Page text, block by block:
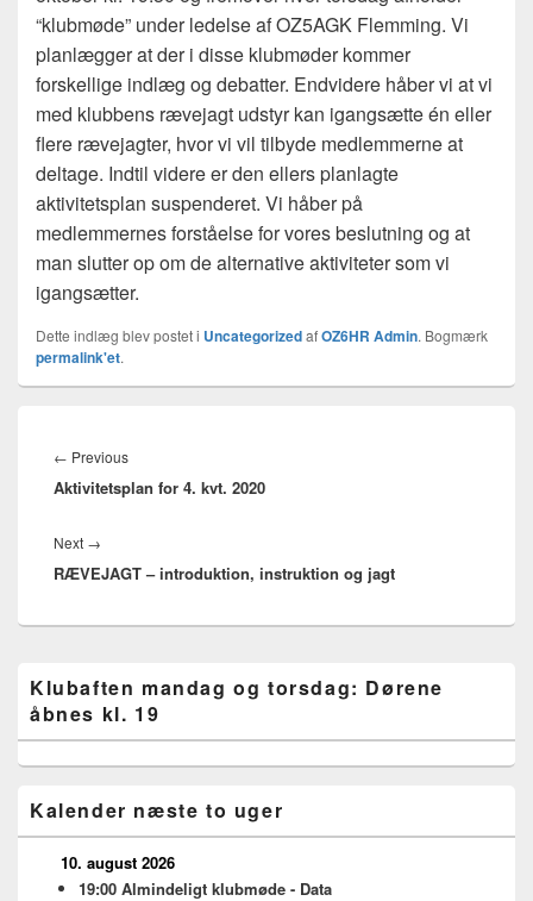
“klubmøde” under ledelse af OZ5AGK Flemming. Vi
planlægger at der i disse klubmøder kommer
forskellige indlæg og debatter. Endvidere håber vi at vi
med klubbens rævejagt udstyr kan igangsætte én eller
flere rævejagter, hvor vi vil tilbyde medlemmerne at
deltage. Indtil videre er den ellers planlagte
aktivitetsplan suspenderet. Vi håber på
medlemmernes forståelse for vores beslutning og at
man slutter op om de alternative aktiviteter som vi
igangsætter.
Dette indlæg blev postet i UncategorizedafOZ6HR Admin. Bogmærk
permalink'et.
← PreviousPrevious
post:
Aktivitetsplan for 4. kvt. 2020
Next →
post:
RÆVEJAGT – introduktion, instruktion og jagt
Sidebar
Widget
Area
Klubaften mandag og torsdag: Dørene
åbnes kl. 19
Kalender næste to uger
10. august 2026
19:00 Almindeligt klubmøde - Data